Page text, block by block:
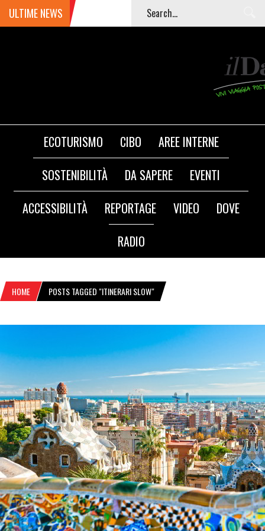
ULTIME NEWS
ECOTURISMO CIBO
AREE INTERNE
SOSTENIBILITÀ
DA SAPERE
EVENTI
ACCESSIBILITÀ
REPORTAGE VIDEO
DOVE
RADIO
HOME POSTS TAGGED "ITINERARI SLOW"